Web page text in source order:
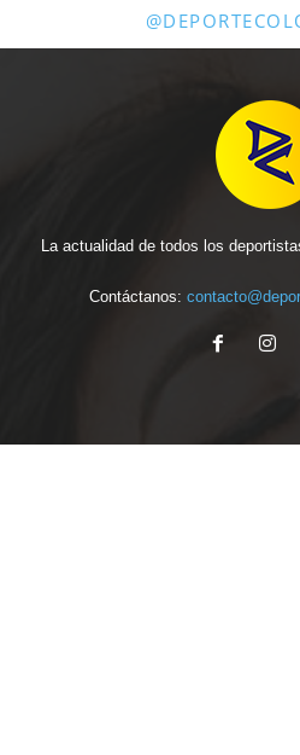
La actualidad de todos los
Contáctanos: